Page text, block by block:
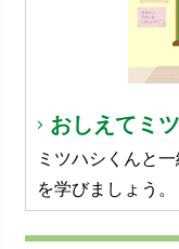
おしえてミ
ミツハシくんと
を学びましょう。